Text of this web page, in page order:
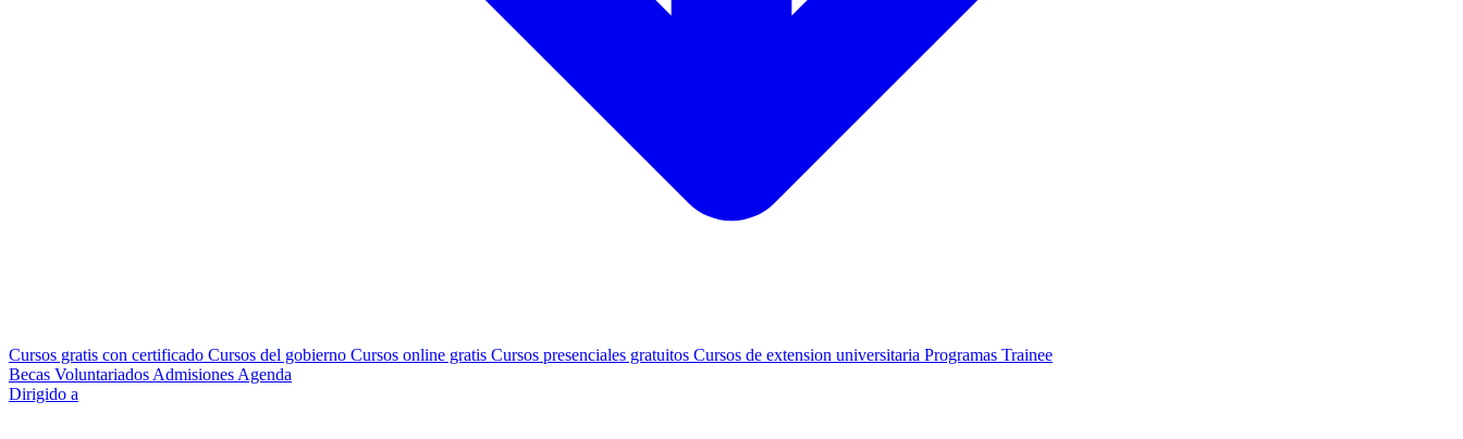
Cursos gratis con certificado Cursos del gobierno Cursos online gratis Cursos presenciales gratuitos Cursos de extension universitaria Programas Trainee
Becas Voluntariados Admisiones Agenda
Dirigido a